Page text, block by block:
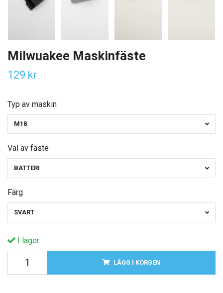
Milwuakee Maskinfäste
129 kr
Typ av maskin
M18
Val av fäste
BATTERI
Färg
SVART
I lager.
LÄGG I KORGEN